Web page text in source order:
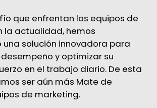
que enfrentan los equipos de
la actualidad, hemos
solución innovadora para
y optimizar su
en el trabajo diario. De esta
ser aún más Mate de
de marketing.